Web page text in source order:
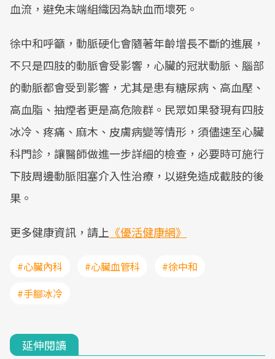
血流，避免末端組織因為缺血而壞死。
徐中和呼籲，動脈硬化會隨著年齡增長不斷的進展，
不只是四肢的動脈會受影響，心臟的冠狀動脈、腦部
的動脈都會受到影響，尤其是患有糖尿病、高血壓、
高血脂、抽煙者更是高危險群。民眾如果發現有四肢
冰冷、疼痛、麻木、皮膚病變等情形，須儘速至心臟
科門診，讓醫師做進一步詳細的檢查，必要時可施行
下肢周邊動脈阻塞介入性治療，以避免造成截肢的後
果。
更多健康資訊，請上 《優活健康網》
#心臟內科 #心臟血管科
#徐中和
#手腳冰冷
延伸閱讀